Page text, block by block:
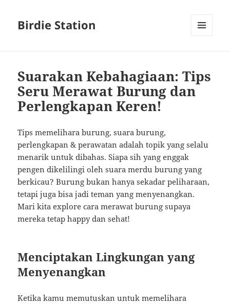
Birdie Station
Suarakan Kebahagiaan: Tips
Seru Merawat Burung dan
Perlengkapan Keren!
Tips memelihara burung, suara burung,
perlengkapan & perawatan adalah topik yang selalu
menarik untuk dibahas. Siapa sih yang enggak
pengen dikelilingi oleh suara merdu burung yang
berkicau? Burung bukan hanya sekadar peliharaan,
tetapi juga bisa jadi teman yang menyenangkan.
Mari kita explore cara merawat burung supaya
mereka tetap happy dan sehat!
Menciptakan Lingkungan yang
Menyenangkan
Ketika kamu memutuskan untuk memelihara